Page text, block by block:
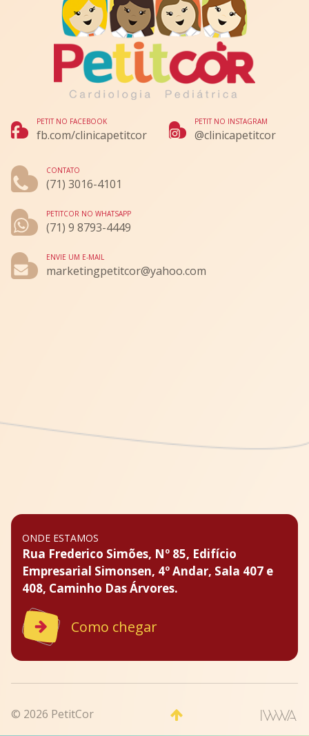
PETIT NO FACEBOOK
fb.com/clinicapetitcor
PETIT NO INSTAGRAM
@clinicapetitcor
CONTATO
(71) 3016-4101
PETITCOR NO WHATSAPP
(71) 9 8793-4449
ENVIE UM E-MAIL
marketingpetitcor@yahoo.com
ONDE ESTAMOS
Rua Frederico Simões, Nº 85, Edifício
Empresarial Simonsen, 4º Andar, Sala 407 e
408, Caminho Das Árvores.
Como chegar
© 2026 PetitCor